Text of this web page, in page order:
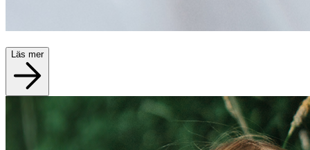
Läs mer